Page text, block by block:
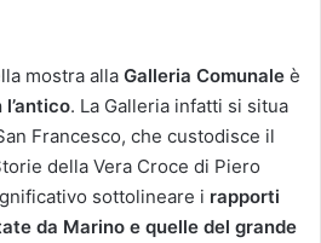
mostra alla Galleria Comunale è
. La Galleria infatti si situa
Francesco, che custodisce il
della Vera Croce di Piero
sottolineare i rapporti
da Marino e quelle del grande